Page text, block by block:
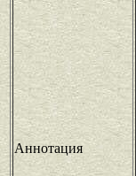
Аннотация